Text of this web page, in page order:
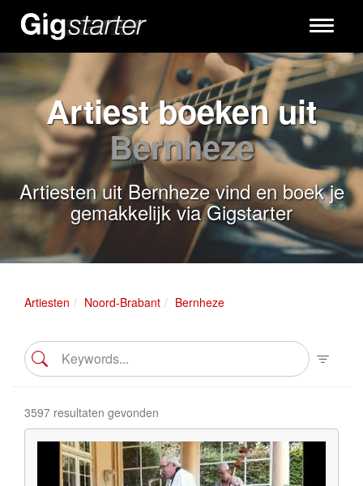
Toggle
Artiest boeken uit
Bernheze
Artiesten uit Bernheze vind en boek je
gemakkelijk via Gigstarter
Artiesten Noord-Brabant Bernheze
3597 resultaten gevonden